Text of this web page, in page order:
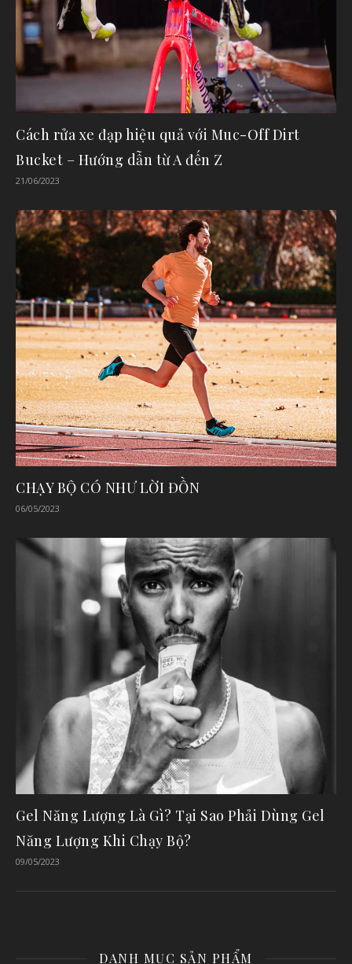
Cách rửa xe đạp hiệu quả với Muc-Off Dirt
Bucket – Hướng dẫn từ A đến Z
21/06/2023
CHẠY BỘ CÓ NHƯ LỜI ĐỒN
06/05/2023
Gel Năng Lượng Là Gì? Tại Sao Phải Dùng Gel
Năng Lượng Khi Chạy Bộ?
09/05/2023
DANH MỤC SẢN PHẨM